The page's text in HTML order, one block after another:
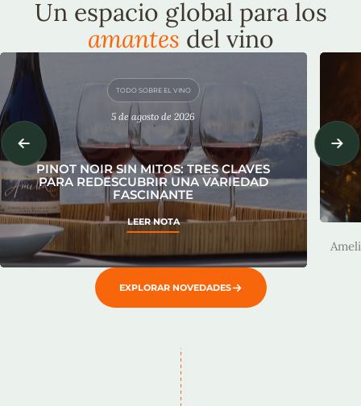
Un espacio global para los
amantes del vino
TODO SOBRE EL VINO
5 de agosto de 2026
PINOT NOIR SIN MITOS: TRES CLAVES
PARA REDESCUBRIR UNA VARIEDAD
FASCINANTE
LEER NOTA
EXPLORAR NOVEDADES